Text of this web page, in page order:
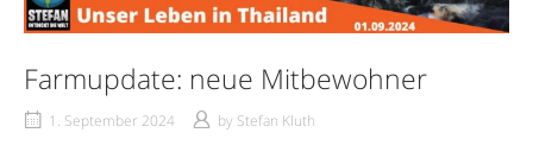
Farmupdate: neue Mitbewohner
1. September 2024 by Stefan Kluth